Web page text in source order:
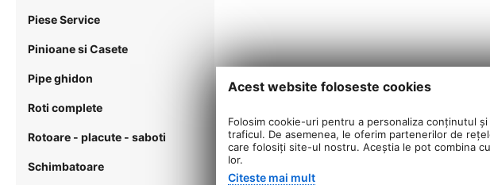
Piese Service
Pinioane si Casete
Pipe ghidon
Roti complete
Rotoare - placute - saboti
Schimbatoare
Acest website foloseste cookies
Folosim cookie-uri pentru a personaliza conținutul
traficul. De asemenea, le oferim partenerilor de
care folosiți site-ul nostru. Aceștia le pot combina
lor.
Citeste mai mult